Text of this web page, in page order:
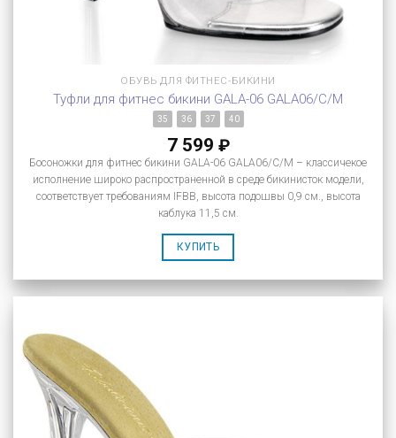
ОБУВЬ ДЛЯ ФИТНЕС-БИКИНИ
Туфли для фитнес бикини GALA-06 GALA06/C/M
35 36 37 40
7 599 ₽
Босоножки для фитнес бикини GALA-06 GALA06/C/M – классичекое
исполнение широко распространенной в среде бикинисток модели,
соответствует требованиям IFBB, высота подошвы 0,9 см., высота
каблука 11,5 см.
КУПИТЬ